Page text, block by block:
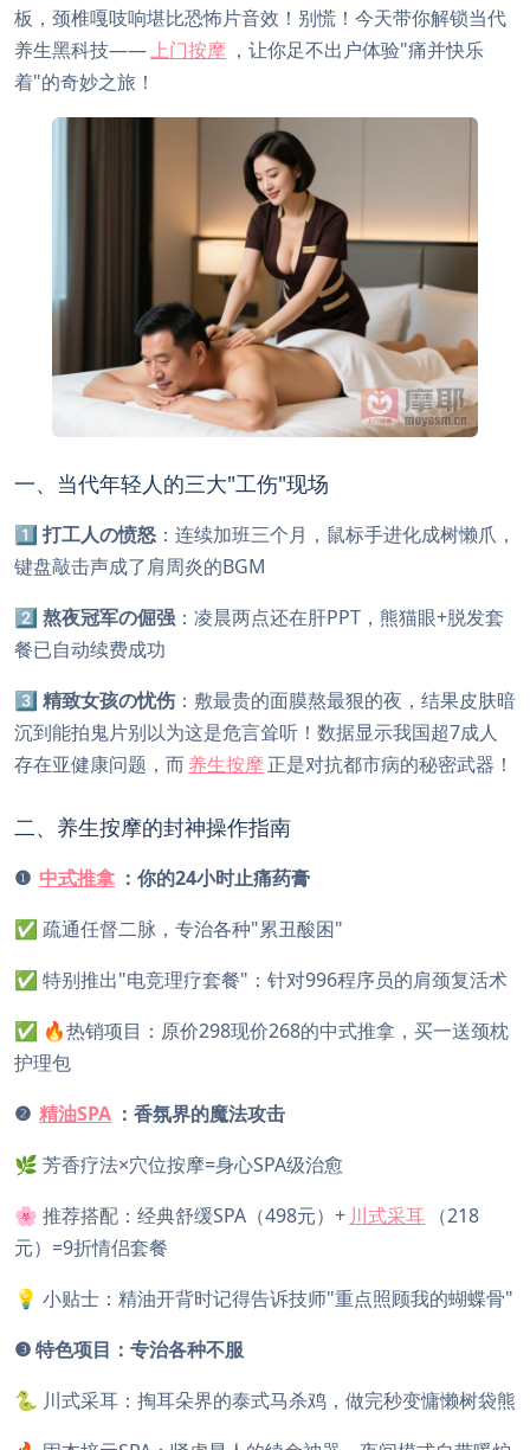
板，颈椎嘎吱响堪比恐怖片音效！别慌！今天带你解锁当代
养生黑科技——上门按摩 ，让你足不出户体验"痛并快乐
着"的奇妙之旅！
一、当代年轻人的三大"工伤"现场
1️⃣ 打工人の愤怒 ：连续加班三个月，鼠标手进化成树懒爪，
键盘敲击声成了肩周炎的BGM
2️⃣ 熬夜冠军の倔强 ：凌晨两点还在肝PPT，熊猫眼+脱发套
餐已自动续费成功
3️⃣ 精致女孩の忧伤 ：敷最贵的面膜熬最狠的夜，结果皮肤暗
沉到能拍鬼片别以为这是危言耸听！数据显示我国超7成人
存在亚健康问题，而 养生按摩 正是对抗都市病的秘密武器！
二、养生按摩的封神操作指南
❶ 中式推拿 ：你的24小时止痛药膏
✅ 疏通任督二脉，专治各种"累丑酸困"
✅ 特别推出"电竞理疗套餐"：针对996程序员的肩颈复活术
✅ 🔥热销项目：原价298现价268的中式推拿，买一送颈枕
护理包
❷ 精油SPA ：香氛界的魔法攻击
🌿 芳香疗法×穴位按摩=身心SPA级治愈
🌸 推荐搭配：经典舒缓SPA（498元）+ 川式采耳 （218
元）=9折情侣套餐
💡 小贴士：精油开背时记得告诉技师"重点照顾我的蝴蝶骨"
❸ 特色项目：专治各种不服
🐍 川式采耳：掏耳朵界的泰式马杀鸡，做完秒变慵懒树袋熊